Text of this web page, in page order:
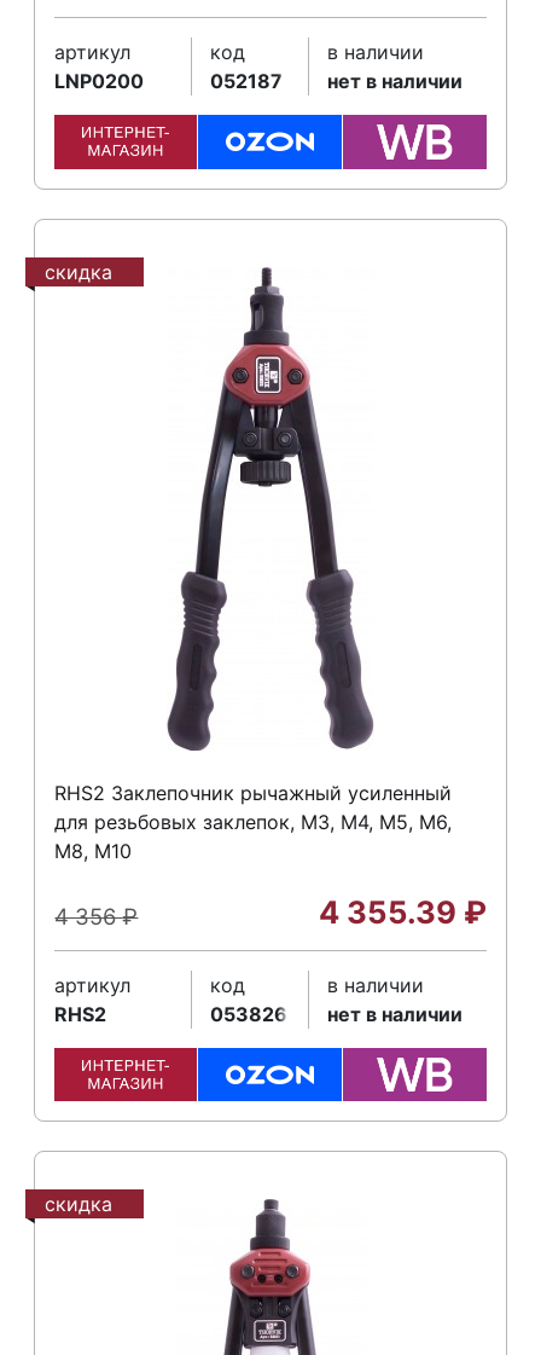
артикул
LNP0200
код
052187
в наличии
нет в наличии
скидка
RHS2 Заклепочник рычажный усиленный
для резьбовых заклепок, M3, M4, M5, M6,
М8, М10
4 356₽ 4 355.39 ₽
артикул
RHS2
код
053826
в наличии
нет в наличии
скидка